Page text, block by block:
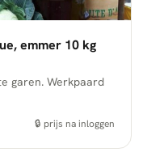
emmer 10 kg
garen. Werkpaard
🔒 prijs na inloggen